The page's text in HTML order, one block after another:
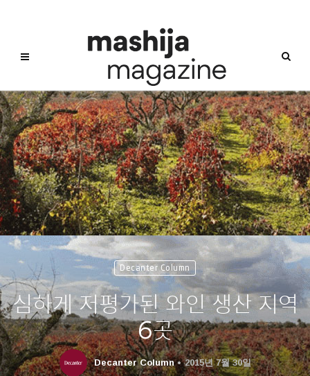
Decanter Column
심하게 저평가된 와인 생산 지역
6곳
Decanter Column 2015년 7월 30일